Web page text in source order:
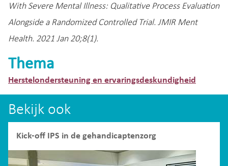
With Severe Mental Illness: Qualitative Process Evaluation
Alongside a Randomized Controlled Trial. JMIR Ment
Health. 2021 Jan 20;8(1).
Thema
Herstelondersteuning en ervaringsdeskundigheid
Bekijk ook
Kick-off IPS in de gehandicaptenzorg